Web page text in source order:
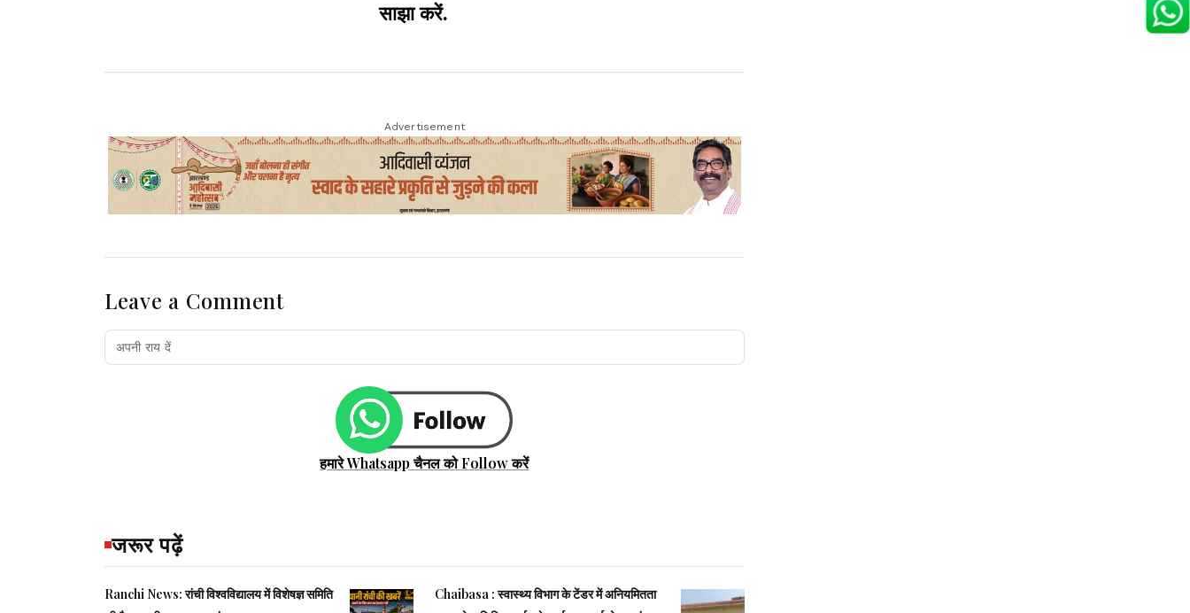
साझा करें.
Advertisement
Leave a Comment
हमारे Whatsapp चैनल को Follow करें
जरूर पढ़ें
Ranchi News: रांची विश्वविद्यालय में विशेषज्ञ समिति
Chaibasa : स्वास्थ्य विभाग के टेंडर में अनियमितता